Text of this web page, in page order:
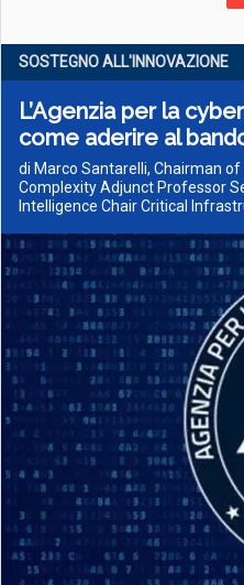
SOSTEGNO ALL'INNOVAZIONE
L’Agenzia per la
come aderire al
di Marco Santarelli, Chairman
Complexity Adjunct Professor
Intelligence Chair Critical